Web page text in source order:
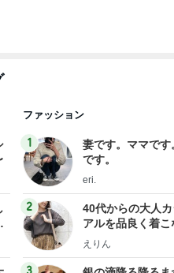
ファッション
1
妻です。ママです
です。
eri.
2
40代からの大人
アルを品良く着こ
ファッションブロ
えりん
3
銀の滴降る降るま